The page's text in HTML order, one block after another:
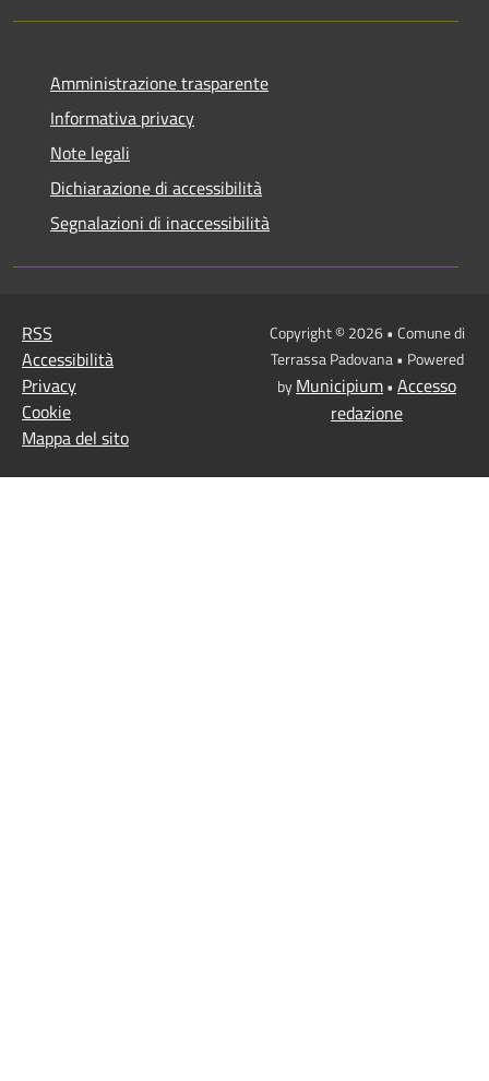
Amministrazione trasparente
Informativa privacy
Note legali
Dichiarazione di accessibilità
Segnalazioni di inaccessibilità
RSS
Accessibilità
Privacy
Cookie
Mappa del sito
Copyright © 2026 • Comune di
Terrassa Padovana • Powered
byMunicipium• Accesso
redazione